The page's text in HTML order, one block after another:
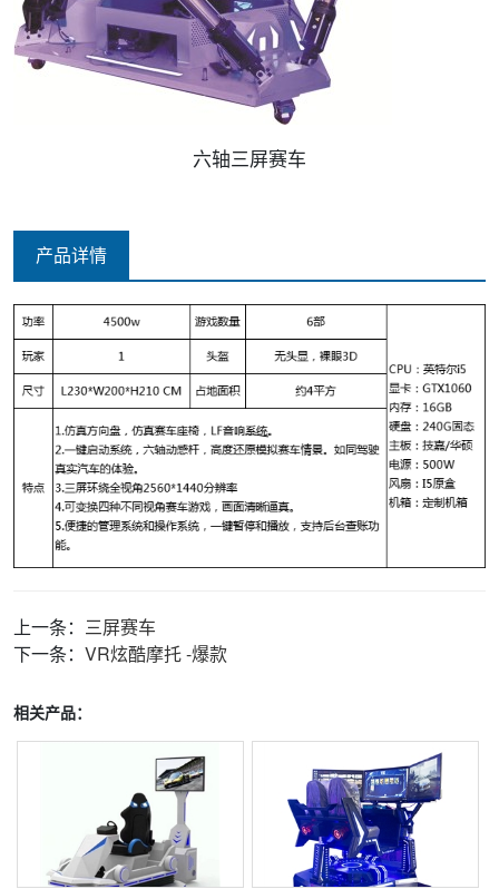
六轴三屏赛车
产品详情
上一条： 三屏赛车
下一条： VR炫酷摩托 -爆款
相关产品：